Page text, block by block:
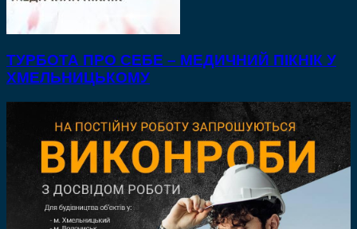
ТУРБОТА ПРО СЕБЕ – МЕДИЧНИЙ ПІКНІК У
ХМЕЛЬНИЦЬКОМУ